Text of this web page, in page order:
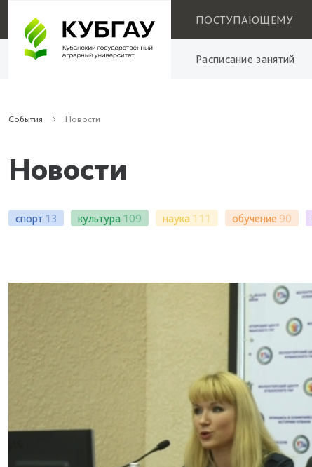
ПОСТУПАЮЩЕМУ
Расписание занятий
События Новости
Новости
спорт 13 культура 109 наука 111 обучение 90